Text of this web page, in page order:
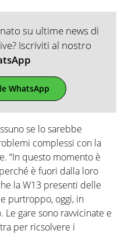
su ultime news di
Iscriviti al nostro
WhatsApp
se lo sarebbe
complessi con la
“In questo momento è
è fuori dalla loro
la W13 presenti delle
purtroppo, oggi, in
Le gare sono ravvicinate e
per ricsolvere i